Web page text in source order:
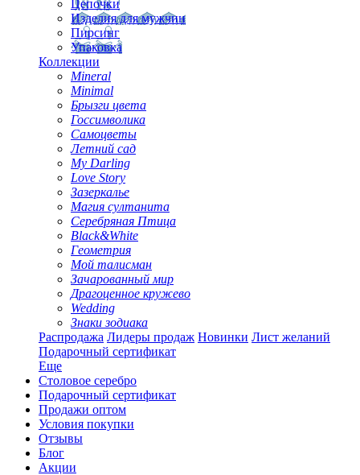
Цепочки
Изделия для мужчин
Пирсинг
Упаковка
Коллекции
Mineral
Minimal
Брызги цвета
Госсимволика
Самоцветы
Летний сад
My Darling
Love Story
Зазеркалье
Магия султанита
Серебряная Птица
Black&White
Геометрия
Мой талисман
Зачарованный мир
Драгоценное кружево
Wedding
Знаки зодиака
Распродажа Лидеры продаж Новинки Лист желаний
Подарочный сертификат
Еще
Столовое серебро
Подарочный сертификат
Продажи оптом
Условия покупки
Отзывы
Блог
Акции